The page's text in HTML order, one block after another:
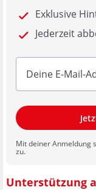
Exklusive
Jederzeit
Mit deiner Anmeldung
zu.
Unterstützung